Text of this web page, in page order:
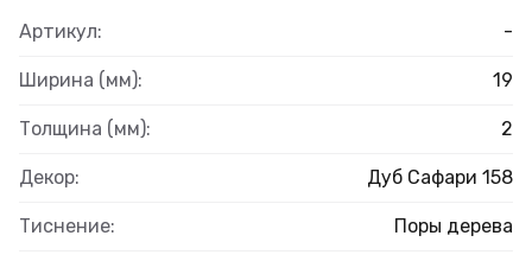
Артикул: -
Ширина (мм): 19
Толщина (мм): 2
Декор: Дуб Сафари 158
Тиснение: Поры дерева